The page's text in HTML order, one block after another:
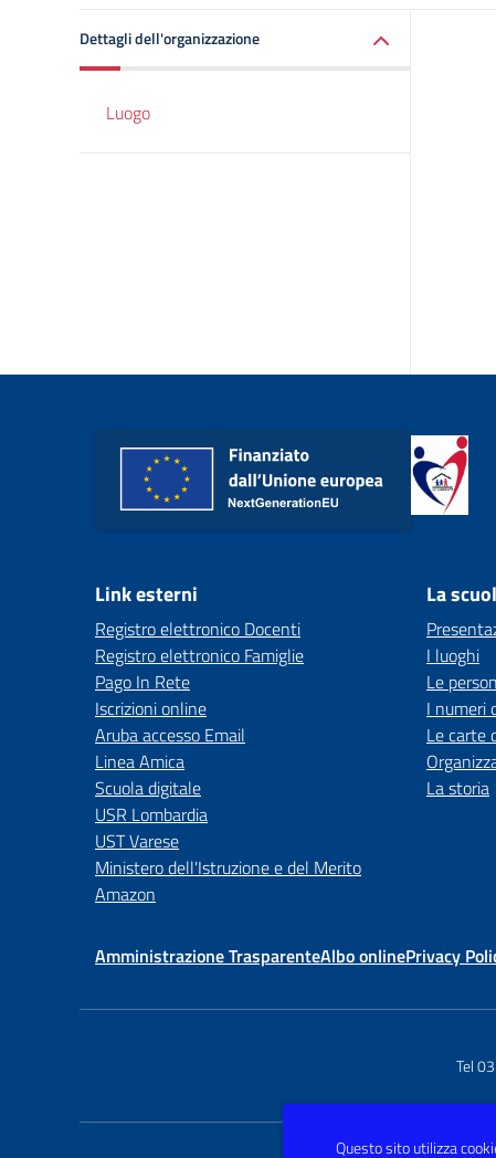
Dettagli dell'organizzazione
Luogo
Link esterni
Registro elettronico Docenti
Registro elettronico Famiglie
Pago In Rete
Iscrizioni online
Aruba accesso Email
Linea Amica
Scuola digitale
USR Lombardia
UST Varese
Ministero dell'Istruzione e del Merito
Amazon
La
I luoghi
Le
I numeri
Le carte
La storia
Amministrazione TrasparenteAlbo onlinePrivacy
Tel
Questo sito utilizza